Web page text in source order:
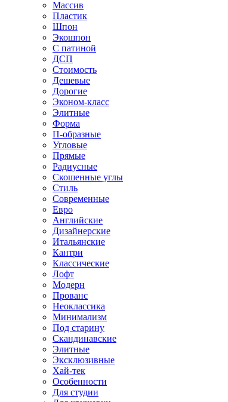
Массив
Пластик
Шпон
Экошпон
С патиной
ДСП
Стоимость
Дешевые
Дорогие
Эконом-класс
Элитные
Форма
П-образные
Угловые
Прямые
Радиусные
Скошенные углы
Стиль
Современные
Евро
Английские
Дизайнерские
Итальянские
Кантри
Классические
Лофт
Модерн
Прованс
Неоклассика
Минимализм
Под старину
Скандинавские
Элитные
Эксклюзивные
Хай-тек
Особенности
Для студии